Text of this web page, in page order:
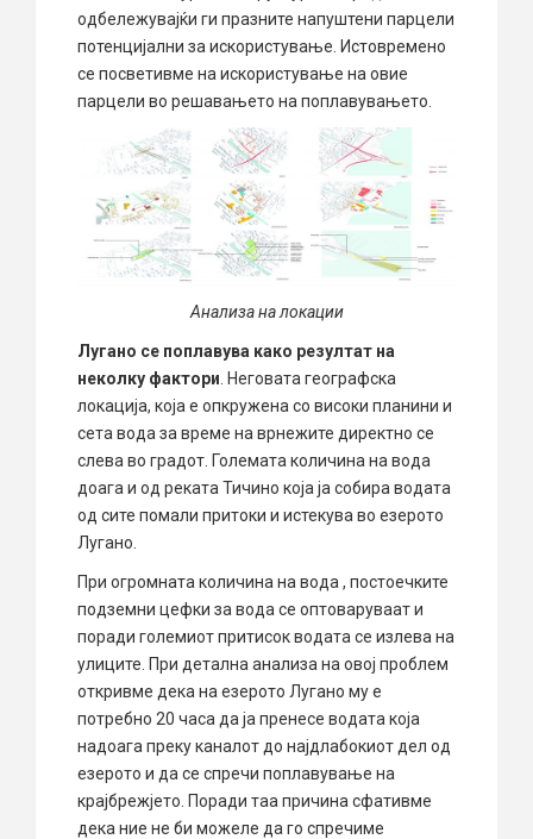
одбележувајќи ги празните напуштени парцели
потенцијални за искористување. Истовремено
се посветивме на искористување на овие
парцели во решавањето на поплавувањето.
Анализа на локации
Лугано се поплавува како резултат на
неколку фактори. Неговата географска
локација, која е опкружена со високи планини и
сета вода за време на врнежите директно се
слева во градот. Големата количина на вода
доага и од реката Тичино која ја собира водата
од сите помали притоки и истекува во езерото
Лугано.
При огромната количина на вода , постоечките
подземни цефки за вода се оптоваруваат и
поради големиот притисок водата се излева на
улиците. При детална анализа на овој проблем
откривме дека на езерото Лугано му е
потребно 20 часа да ја пренесе водата која
надоага преку каналот до најдлабокиот дел од
езерото и да се спречи поплавување на
крајбрежјето. Поради таа причина сфативме
дека ние не би можеле да го спречиме